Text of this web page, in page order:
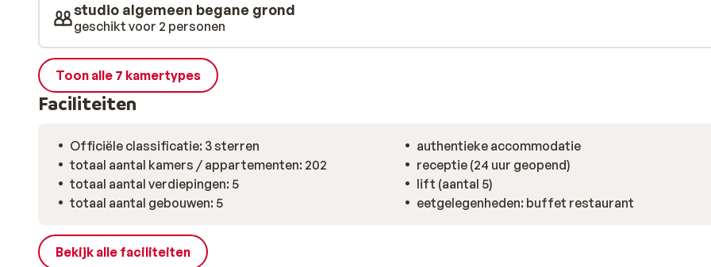
studio algemeen begane grond
geschikt voor 2 personen
Toon alle 7 kamertypes
Faciliteiten
Officiële classificatie: 3 sterren
totaal aantal kamers / appartementen: 202
totaal aantal verdiepingen: 5
totaal aantal gebouwen: 5
authentieke accommodatie
receptie (24 uur geopend)
lift (aantal 5)
eetgelegenheden: buffet restaurant
Bekijk alle faciliteiten